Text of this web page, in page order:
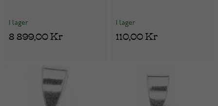
I lager
8 899,00 Kr
I lager
110,00 Kr